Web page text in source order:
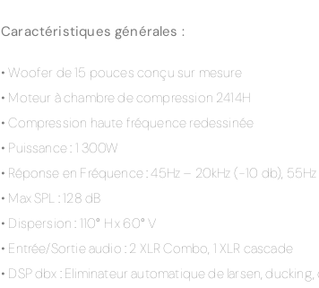
Caractéristiques générales :
• Woofer de 15 pouces conçu sur mesure
• Moteur à chambre de compression 2414H
• Compression haute fréquence redessinée
• Puissance : 1 300W
• Réponse en Fréquence : 45Hz – 20kHz (-10 db),
• Max SPL : 128 dB
• Dispersion : 110° H x 60° V
• Entrée/Sortie audio : 2 XLR Combo, 1 XLR cascade
• DSP dbx : Eliminateur automatique de larsen,